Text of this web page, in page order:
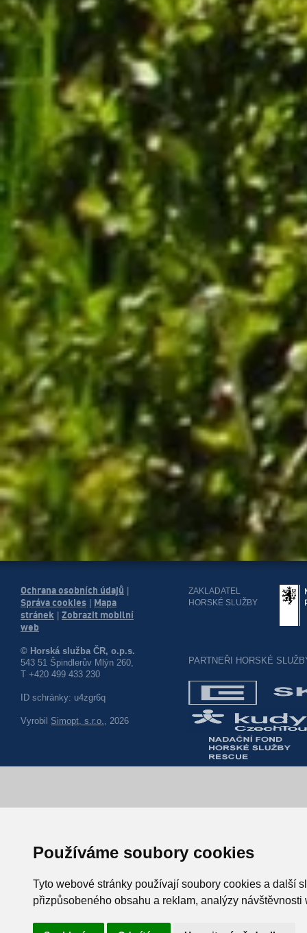
Používáme soubory cookies
Tyto webové stránky používají soubory cookies a další
přizpůsobeného obsahu a reklam, analýzy
Ochrana osobních údajů
Správa cookies
Mapa
stránek
Zobrazit mobilní
web
© Horská služba ČR, o.p.s.
543 51 Špindlerův Mlýn 260,
T +420 499 433 230
ID schránky: u4zgr6q
Vyrobil Simopt, s.r.o., 2026
ZAKLADATEL
HORSKÉ SLUŽBY
PARTNEŘI HORSKÉ